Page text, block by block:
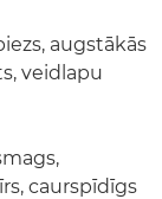
augstākās
veidlapu
caurspīdīgs